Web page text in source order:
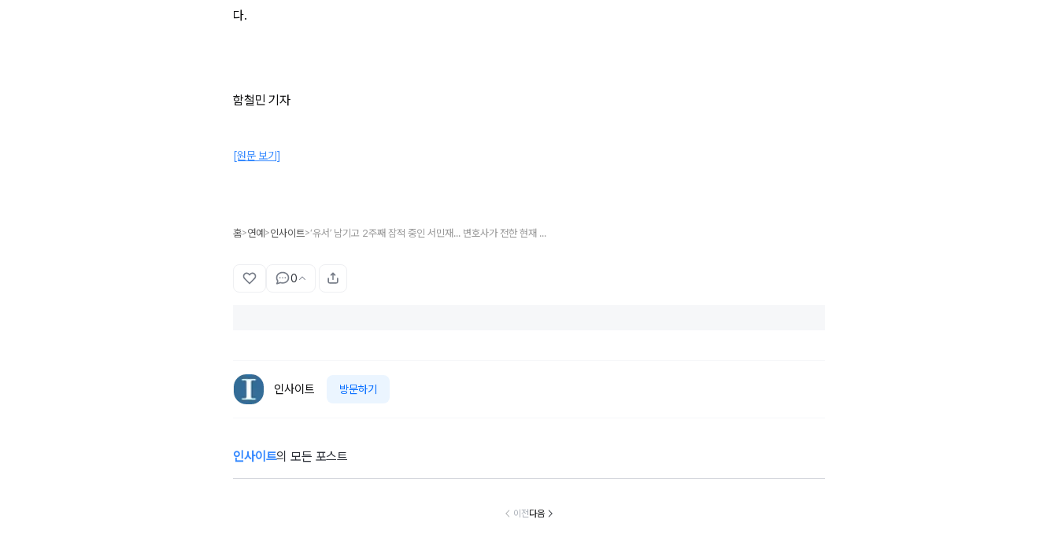
다.
함철민 기자
[원문 보기]
홈>연예>인사이트> ‘유서’ 남기고 2주째 잠적 중인 서민재... 변호사가 전한 현재 근황
0
인사이트 방문하기
인사이트의 모든 포스트
‘혼전임신’ 김지영,
‘53세’ 고소영, 노
“100g당 6kcal
가 직접 해먹는다
박나래 “돈 주고
해자 생길 것 같았
폭풍성장한 ‘문희
정희원, 불륜 인
이전다음